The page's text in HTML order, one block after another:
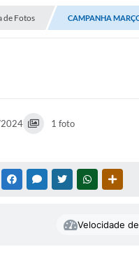
de Fotos CAMPANHA
1 foto
FACEBOOKMESSENGER
TWITTERWHATSAPP
Velocidade